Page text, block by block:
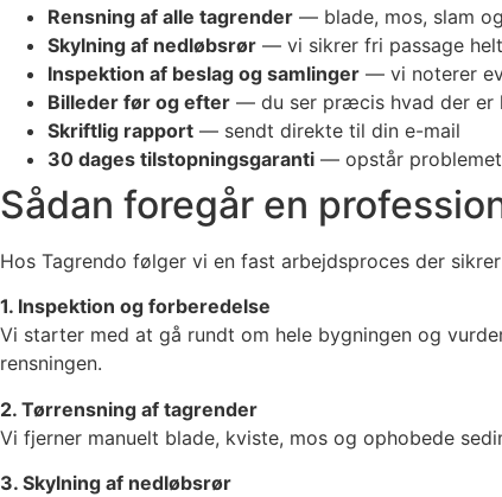
Rensning af alle tagrender — blade, mos, slam
Skylning af nedløbsrør — vi sikrer fri passage
Inspektion af beslag og samlinger — vi noterer
Billeder før og efter — du ser præcis hvad der er
Skriftlig rapport — sendt direkte til din e-mail
30 dages tilstopningsgaranti — opstår
Sådan foregår en
Hos Tagrendo følger vi en fast arbejdsproces der
1. Inspektion og forberedelse
Vi starter med at gå rundt om hele bygningen og
rensningen.
2. Tørrensning af tagrender
Vi fjerner manuelt blade, kviste, mos og ophobede
3. Skylning af nedløbsrør